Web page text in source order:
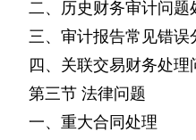
二、历史财务审计问题
三、审计报告常见错误
四、关联交易财务处理
第三节 法律问题
一、重大合同处理